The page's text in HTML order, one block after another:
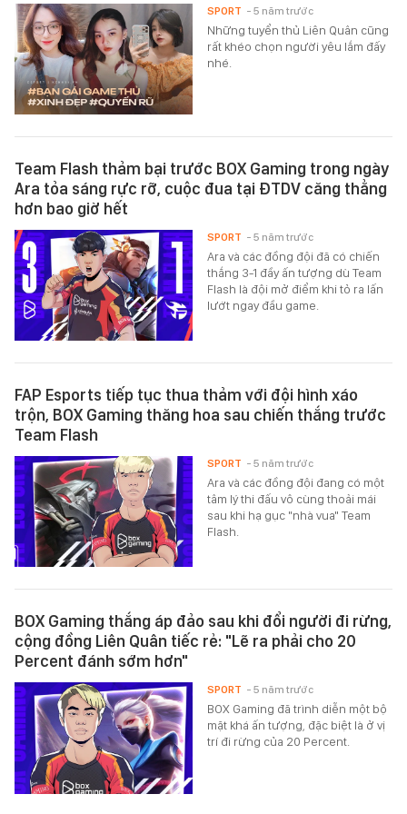
Những tuyển thủ Liên Quân cũng
rất khéo chọn người yêu lắm đấy
nhé.
SPORT - 5 năm trước
Team Flash thảm bại trước BOX Gaming trong ngày
Ara tỏa sáng rực rỡ, cuộc đua tại ĐTDV căng thẳng
hơn bao giờ hết
Ara và các đồng đội đã có chiến
thắng 3-1 đầy ấn tượng dù Team
Flash là đội mở điểm khi tỏ ra lấn
lướt ngay đầu game.
SPORT - 5 năm trước
FAP Esports tiếp tục thua thảm với đội hình xáo
trộn, BOX Gaming thăng hoa sau chiến thắng trước
Team Flash
Ara và các đồng đội đang có một
tâm lý thi đấu vô cùng thoải mái
sau khi hạ gục "nhà vua" Team
Flash.
SPORT - 5 năm trước
BOX Gaming thắng áp đảo sau khi đổi người đi rừng,
cộng đồng Liên Quân tiếc rẻ: "Lẽ ra phải cho 20
Percent đánh sớm hơn"
BOX Gaming đã trình diễn một bộ
mặt khá ấn tượng, đặc biệt là ở vị
trí đi rừng của 20 Percent.
SPORT - 5 năm trước